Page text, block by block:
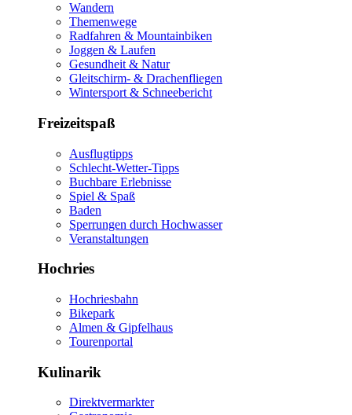
Wandern
Themenwege
Radfahren & Mountainbiken
Joggen & Laufen
Gesundheit & Natur
Gleitschirm- & Drachenfliegen
Wintersport & Schneebericht
Freizeitspaß
Ausflugtipps
Schlecht-Wetter-Tipps
Buchbare Erlebnisse
Spiel & Spaß
Baden
Sperrungen durch Hochwasser
Veranstaltungen
Hochries
Hochriesbahn
Bikepark
Almen & Gipfelhaus
Tourenportal
Kulinarik
Direktvermarkter